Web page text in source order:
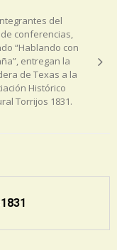
del
de conferencias,
“Hablando con
entregan la
de Texas a la
Histórico
Torrijos 1831.